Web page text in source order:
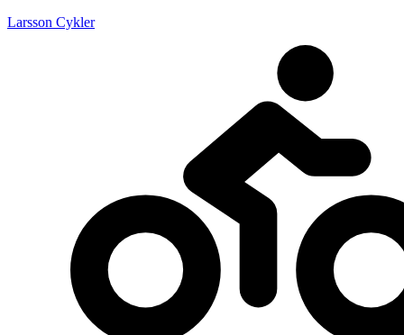
Larsson Cykler